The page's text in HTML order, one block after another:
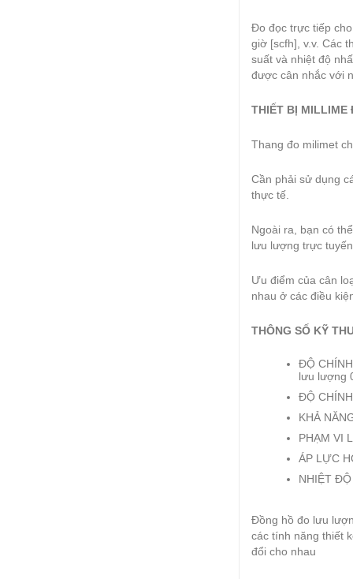
Đo đọc trực tiếp
giờ [scfh], v.v. Các
suất và nhiệt độ
được cân nhắc với
THIẾT BỊ MILLIME
Thang đo milimet
Cần phải sử dụng
thực tế.
Ngoài ra, bạn có
lưu lượng trực
Ưu điểm của cân
nhau ở các điều
THÔNG SỐ KỸ
ĐỘ
lưu lượng
ĐỘ
KHẢ
PHẠM VI
ÁP LỰC
NHIỆT
Đồng hồ đo lưu
các tính năng thiết
đổi cho nhau